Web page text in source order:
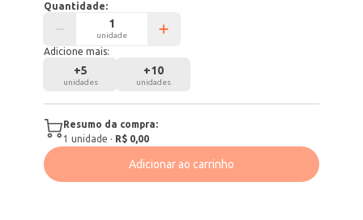
Quantidade:
unidade
Adicione mais:
+5
unidades
+10
unidades
Resumo da compra:
1 unidade · R$ 0,00
Adicionar ao carrinho